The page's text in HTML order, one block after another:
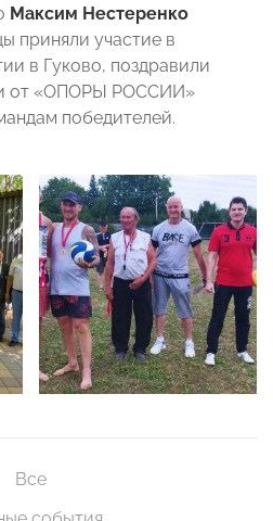
Максим Нестеренко
приняли участие в
в Гуково, поздравили
от «ОПОРЫ РОССИИ»
победителей.
Все